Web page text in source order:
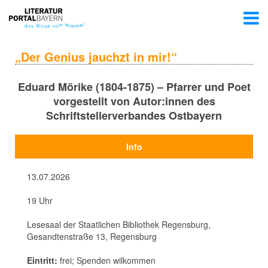
„Der Genius jauchzt in mir!“
Eduard Mörike (1804-1875) – Pfarrer und Poet
vorgestellt von Autor:innen des
Schriftstellerverbandes Ostbayern
Info
13.07.2026
19 Uhr
Lesesaal der Staatlichen Bibliothek Regensburg,
Gesandtenstraße 13, Regensburg
Eintritt: frei; Spenden wilkommen